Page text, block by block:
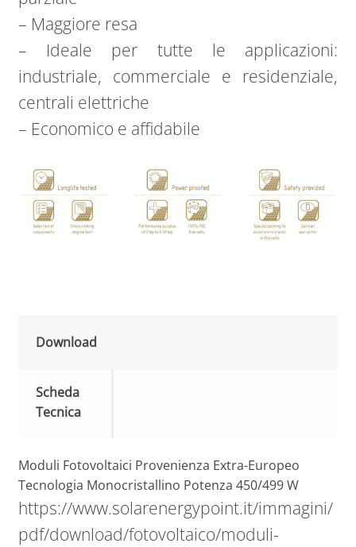
– Maggiore resa
– Ideale per tutte le applicazioni:
industriale, commerciale e residenziale,
centrali elettriche
– Economico e affidabile
Download
Scheda
Tecnica
Moduli Fotovoltaici Provenienza Extra-Europeo
Tecnologia Monocristallino Potenza 450/499 W
https://www.solarenergypoint.it/immagini/
pdf/download/fotovoltaico/moduli-